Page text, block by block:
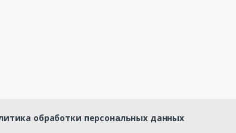
обработки персональных данных